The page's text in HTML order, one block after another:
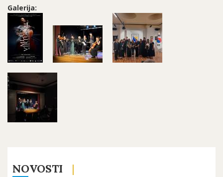
Galerija:
NOVOSTI